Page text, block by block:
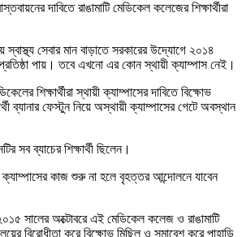
দাবিতে রাঙামাটি মেডিকেল কলেজের শিক্ষার্থীরা
স্বাস্থ্য সেবার মান বাড়াতে সরকারের উদ্যোগে ২০১৪
পায়। তবে এখনো এর কোন স্থায়ী ক্যাম্পাস নেই।
শিক্ষার্থীরা স্থায়ী ক্যাম্পাসের দাবিতে বিক্ষোভ
ব্যানার ফেস্টুন নিয়ে অস্থায়ী ক্যাম্পাসের গেটে অবস্থান
সব ব্যাচের শিক্ষার্থী ছিলেন।
ক্যাম্পাসের কাজ শুরু না হলে বৃহত্তর আন্দোলনে যাবেন
সালের অক্টোবরে এই মেডিকেল কলেজ ও রাঙামাটি
বিরোধীতা করে বিক্ষোভ মিছিল ও সমাবেশ করে পাহাড়ি